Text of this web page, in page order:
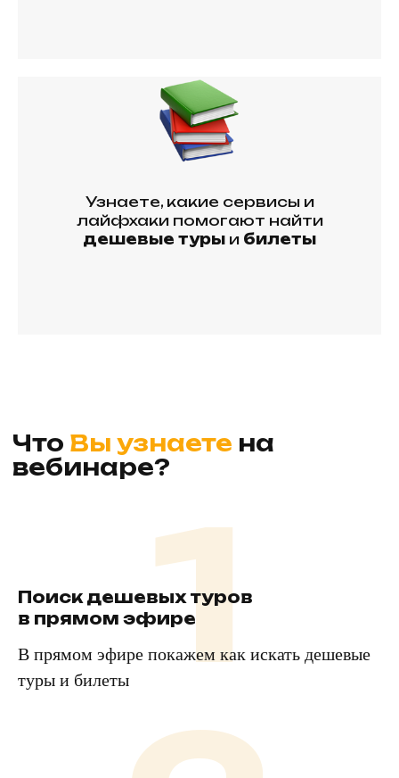
Узнаете, какие сервисы и
лайфхаки помогают найти
дешевые туры и билеты
Поиск дешевых туров
в прямом эфире
В прямом эфире покажем как искать дешевые
туры и билеты
1
Больше 3 000 человек из Казахстана и
Кыргызстана уже научились
путешествовать дешево и без переплат!